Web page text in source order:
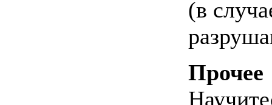
(в
Прочее